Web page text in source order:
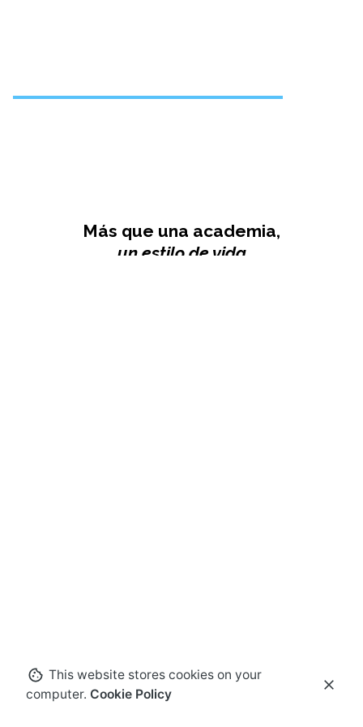
Más que una academia,
un estilo de vida
This website stores cookies on your
computer. Cookie Policy